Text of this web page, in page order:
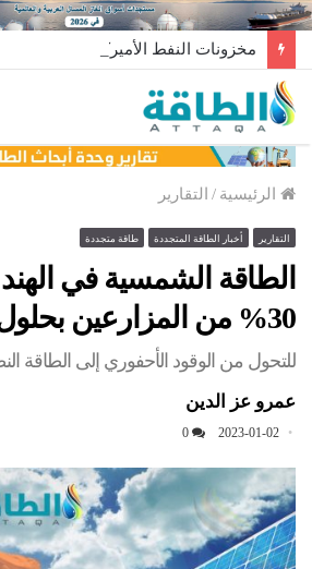
الرئيسية / التقارير
التقارير أخبار الطاقة المتجددة طاقة متجددة
الطاقة الشمسية في
30% من المزارعين بحلول 2025
للتحول من الوقود الأحفوري إلى الطاقة
عمرو عز الدين
2023-01-02
0